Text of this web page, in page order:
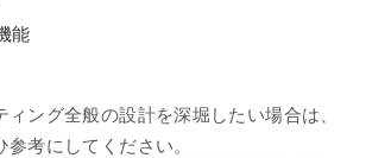
能
ング全般の設計を深堀したい場合は、
考にしてください。